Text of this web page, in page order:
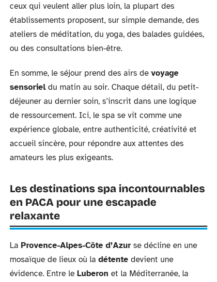
ceux qui veulent aller plus loin, la plupart des
établissements proposent, sur simple demande, des
ateliers de méditation, du yoga, des balades guidées,
ou des consultations bien-être.
En somme, le séjour prend des airs de voyage
sensorieldu matin au soir. Chaque détail, du petit-
déjeuner au dernier soin, s’inscrit dans une logique
de ressourcement. Ici, le spa se vit comme une
expérience globale, entre authenticité, créativité et
accueil sincère, pour répondre aux attentes des
amateurs les plus exigeants.
Les destinations spa incontournables
en PACA pour une escapade
relaxante
La Provence-Alpes-Côte d’Azur se décline en une
mosaïque de lieux où la détente devient une
évidence. Entre le Luberon et la Méditerranée, la